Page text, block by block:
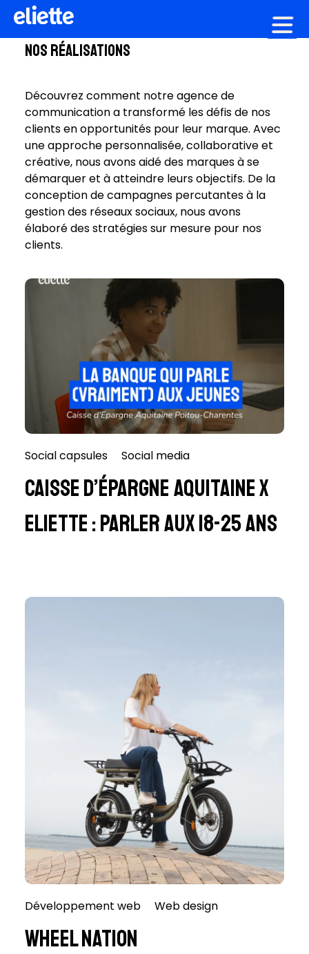
Nos réalisations
Découvrez comment notre agence de
communication a transformé les défis de nos
clients en opportunités pour leur marque. Avec
une approche personnalisée, collaborative et
créative, nous avons aidé des marques à se
démarquer et à atteindre leurs objectifs. De la
conception de campagnes percutantes à la
gestion des réseaux sociaux, nous avons
élaboré des stratégies sur mesure pour nos
clients.
Social capsules Social media
Caisse d’Épargne Aquitaine x
Eliette : Parler aux 18-25 ans
Développement web Web design
Wheel Nation